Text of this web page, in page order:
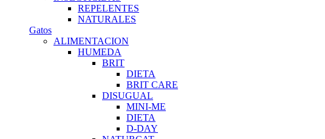
REPELENTES
NATURALES
Gatos
ALIMENTACION
HUMEDA
BRIT
DIETA
BRIT CARE
DISUGUAL
MINI-ME
DIETA
D-DAY